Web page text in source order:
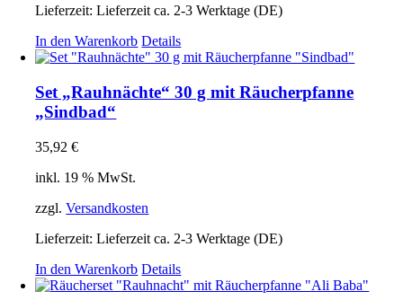
Lieferzeit:Lieferzeit ca. 2-3 Werktage (DE)
In den Warenkorb Details
Set „Rauhnächte“ 30 g mit Räucherpfanne
„Sindbad“
35,92€
inkl. 19 % MwSt.
zzgl.Versandkosten
Lieferzeit:Lieferzeit ca. 2-3 Werktage (DE)
In den Warenkorb Details